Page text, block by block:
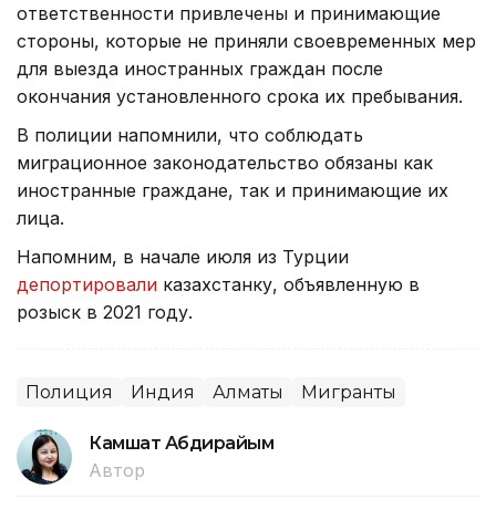
ответственности привлечены и принимающие
стороны, которые не приняли своевременных мер
для выезда иностранных граждан после
окончания установленного срока их пребывания.
В полиции напомнили, что соблюдать
миграционное законодательство обязаны как
иностранные граждане, так и принимающие их
лица.
Напомним, в начале июля из Турции
депортировали казахстанку, объявленную в
розыск в 2021 году.
Полиция Индия Алматы Мигранты
Камшат Абдирайым
Автор